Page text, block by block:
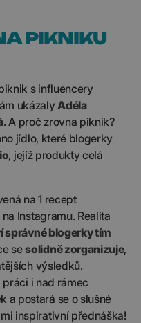
PIKNIKU
s influencery
ukázalyAdéla
. A proč zrovna piknik?
jídlo, které blogerky
, jejíž produkty celá
na 1 recept
Instagramu. Realita
správné blogerky tím
sesolidně zorganizuje,
výsledků.
i nad rámec
a postará se o slušné
inspirativní přednáška!